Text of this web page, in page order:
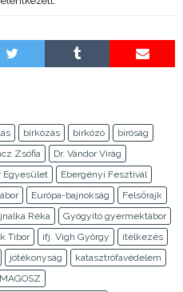
birkózás birkózó
bíróság
Zsófia
Dr. Vándor Virág
Egyesület
Ebergényi Fesztivál
Európa-bajnokság
Felsőrajk
Réka
Gyógyító gyermektábor
Tibor ifj. Vigh György
ítélkezés
jótékonyság
katasztrófavédelem
MAGOSZ